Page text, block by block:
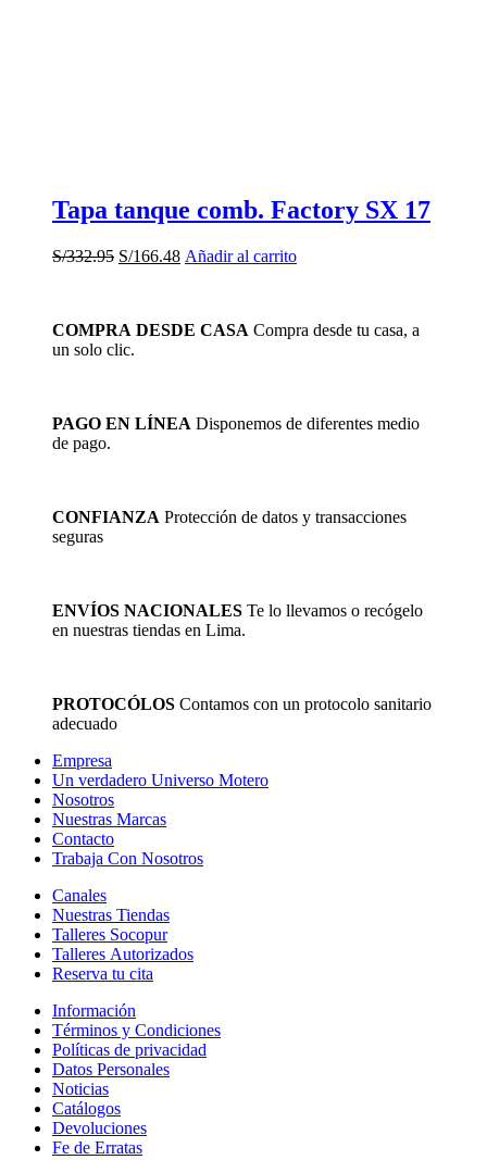
Tapa tanque comb. Factory SX 17
S/332.95 El
S/332.95.
S/166.48El
S/166.48.
Añadir al carrito
COMPRA DESDE CASA Compra desde tu casa, a
un solo clic.
PAGO EN LÍNEA Disponemos de diferentes medio
de pago.
CONFIANZA Protección de datos y transacciones
seguras
ENVÍOS NACIONALES Te lo llevamos o recógelo
en nuestras tiendas en Lima.
PROTOCÓLOS Contamos con un protocolo sanitario
adecuado
Empresa
Un verdadero Universo Motero
Nosotros
Nuestras Marcas
Contacto
Trabaja Con Nosotros
Canales
Nuestras Tiendas
Talleres Socopur
Talleres Autorizados
Reserva tu cita
Información
Términos y Condiciones
Políticas de privacidad
Datos Personales
Noticias
Catálogos
Devoluciones
Fe de Erratas